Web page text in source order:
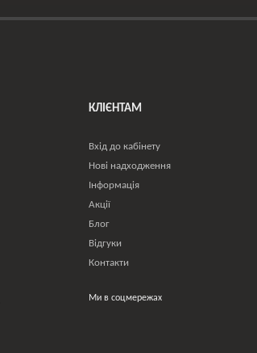
КЛІЄНТАМ
Вхід до кабінету
Нові надходження
Інформація
Акції
Блог
Відгуки
Контакти
Ми в соцмережах